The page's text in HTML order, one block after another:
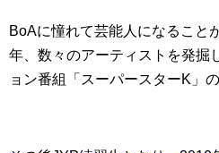
BoAに憧れて芸能人になること
年、数々のアーティストを発掘
ョン番組「スーパースターK」